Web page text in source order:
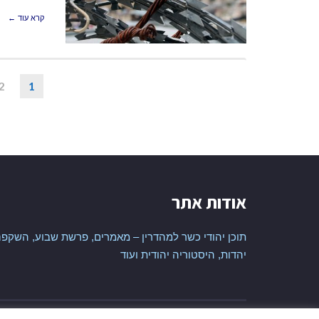
קרא עוד ←
1
אודות אתר
תוכן יהודי כשר למהדרין – מאמרים, פרשת שבוע,
יהדות, היסטוריה יהודית ועוד